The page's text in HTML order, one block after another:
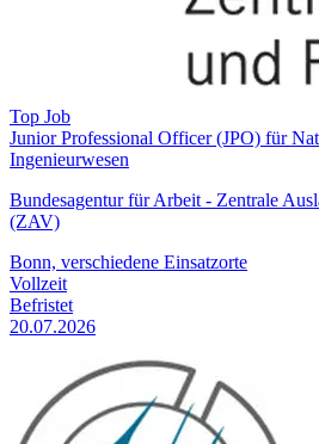
Top Job
Junior Professional Officer (JPO) für
Ingenieurwesen
Bundesagentur für Arbeit - Zentrale
(ZAV)
Bonn, verschiedene Einsatzorte
Vollzeit
Befristet
20.07.2026